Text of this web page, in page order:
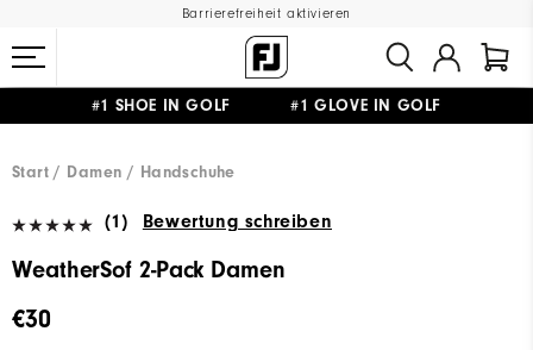
Barrierefreiheit aktivieren
#1 SHOE IN GOLF #1 GLOVE IN GOLF
Start
Damen Handschuhe
(1) Bewertung schreiben
WeatherSof 2-Pack Damen
€30